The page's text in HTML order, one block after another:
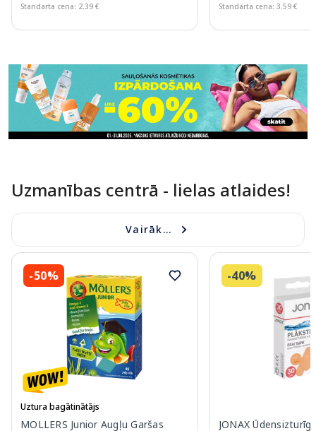
Standarta cena: 2.39 € Standarta cena: 3.59 €
Uzmanības centrā - lielas atlaides!
Vairāk...
-50%
Uztura bagātinātājs
MOLLERS Junior Augļu Garšas
-40%
JONAX